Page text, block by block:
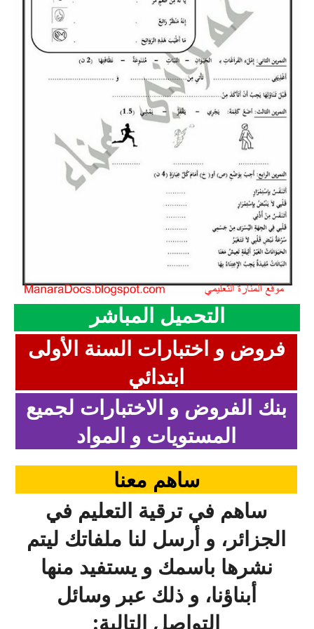
شهادة التعليم المتوسط
بنك الفروض و الاختبارات
محفظة الأستاذ
بنك مذكرات الاستاذ
بنك التوزيعات الشهرية
بحوث اللغة العربية
بحوث الرياضيات
بحوث الفيزياء و الكيمياء
بحوث العلوم الطبيعية
بحوث اللغة الفرنسية
بحوث اللغة الانجليزية
بحوث في مجالات اخرى
التحميل المباشر
فروض و اختبارات السنة الأولى
ابتدائي
بنك الفروض و الاختبارات لجميع
المستويات و المواد
ساهم معنا
ساهم في ترقية التعليم في
الجزائر، و أرسل لنا ملفاتك ليتم
نشرها باسمك و يستفيد منها
أبناؤنا، و ذلك عبر وسائل
التواصل التالية: